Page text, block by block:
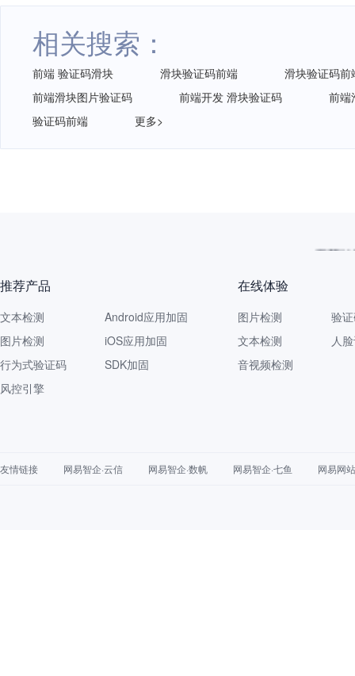
相关搜索：
前端 验证码滑块 滑块验证码前端
滑块验证码前
前端滑块图片验证码
前端开发 滑块验证码
前端
验证码前端
更多>
推荐产品
文本检测
图片检测
行为式验证码
风控引擎
Android应用加固
iOS应用加固
SDK加固
在线体验
图片检测
文本检测
音视频检测
验
人
友情链接 网易智企·云信 网易智企·数帆 网易智企·七鱼 网易网